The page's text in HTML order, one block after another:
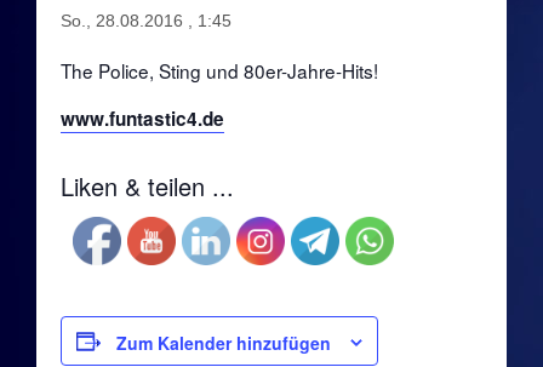
Die 80er: Hot Rats
Die 90er: Boob Tube
Die 90er: Naked Souls
So., 28.08.2016 , 1:45
The Police, Sting und 80er-Jahre-Hits!
www.funtastic4.de
Liken & teilen ...
Zum Kalender hinzufügen